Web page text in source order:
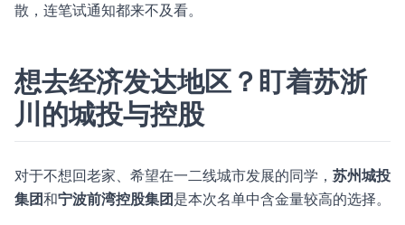
散，连笔试通知都来不及看。
想去经济发达地区？盯着苏浙
川的城投与控股
对于不想回老家、希望在一二线城市发展的同学， 苏州城投
集团和宁波前湾控股集团 是本次名单中含金量较高的选择。